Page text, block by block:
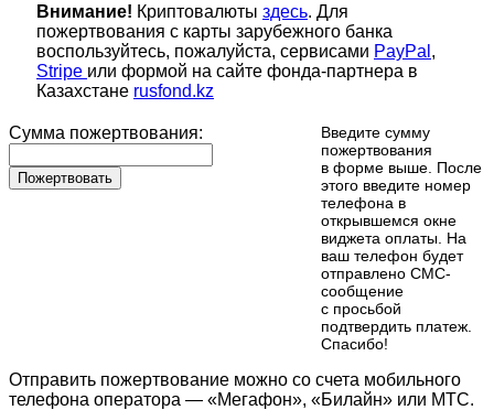
Внимание! Криптовалюты здесь. Для
пожертвования с карты зарубежного банка
воспользуйтесь, пожалуйста, сервисами PayPal ,
Stripe или формой на сайте фонда-партнера в
Казахстане rusfond.kz
Сумма пожертвования:
Пожертвовать
Введите сумму
пожертвования
в форме выше. После
этого введите номер
телефона в
открывшемся окне
виджета оплаты. На
ваш телефон будет
отправлено СМС-
сообщение
с просьбой
подтвердить платеж.
Cпасибо!
Отправить пожертвование можно со счета мобильного
телефона оператора — «Мегафон», «Билайн» или МТС.